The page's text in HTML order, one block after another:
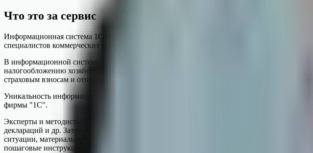
Что это за сервис
Информационная система 1С:ИТС создана специально для пользователей
специалистов коммерческих организаций.
В информационной системе 1С:ИТС представлены новости, комментарии и консультации
налогообложению хозяйственных операций, пошаговые инструкции по их отражению в
страховым взносам и отправке отчетности в контролирующие органы в электронном виде
Уникальность информационной системы 1С:ИТС состоит в том, что авторами всех
фирмы "1С".
Эксперты и методисты фирмы 1С ежедневно отслеживают изменения законодательства и
деклараций и др. Затем программисты на основании этих методик вносят изменения в
ситуации, материалы по налогам и отчетности рассматриваются с двух точек зрения: с
пошаговые инструкции).